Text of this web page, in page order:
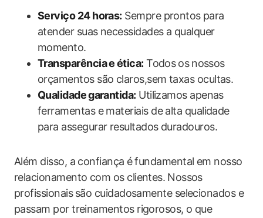
Serviço 24 horas: Sempre prontos⁣ para
atender suas necessidades a qualquer
momento.
Transparência ⁣e ética: Todos⁤ os⁣ nossos
orçamentos‍ são claros,sem taxas ocultas.
Qualidade⁢ garantida: Utilizamos apenas
ferramentas e materiais de alta qualidade
para assegurar resultados duradouros.
Além disso, ​a ​confiança é⁢ fundamental em nosso
relacionamento‍ com os clientes. ⁤Nossos
profissionais ⁢são cuidadosamente selecionados e
passam por treinamentos rigorosos, o que